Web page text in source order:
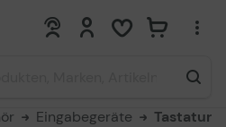
0 0
Eingabegeräte Tastatur